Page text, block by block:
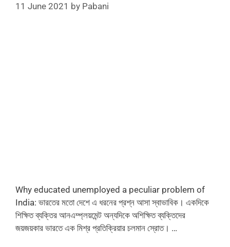
11 June 2021 by Pabani
Why educated unemployed a peculiar problem of
India: ভারতের মতো দেশে এ ধরনের প্রশ্ন আসা স্বাভাবিক। একদিকে
শিক্ষিত ব্যক্তির আনএম্প্লয়মেন্ট অন্যদিকে অশিক্ষিত ব্যক্তিদের
জয়জয়কার ভারতে এক মিশ্র প্রতিক্রিয়ার চলমান স্রোত। …